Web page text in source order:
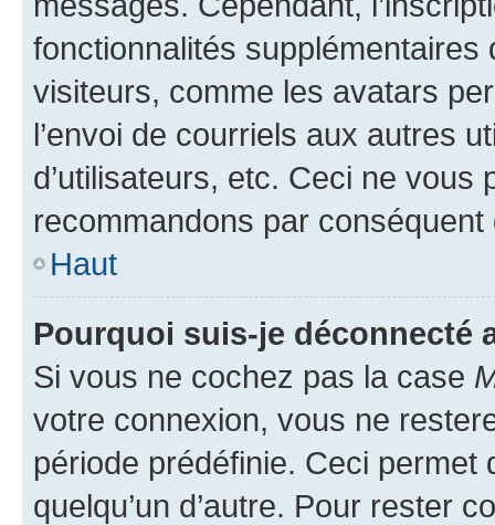
fonctionnalités
visiteurs, comme les avatars
l’envoi de courriels aux autres
d’utilisateurs, etc. Ceci ne vous
recommandons par conséquent
Haut
Pourquoi suis-je déconnecté
Si vous ne cochez pas la case
votre connexion, vous ne
période prédéfinie. Ceci permet
quelqu’un d’autre. Pour rester